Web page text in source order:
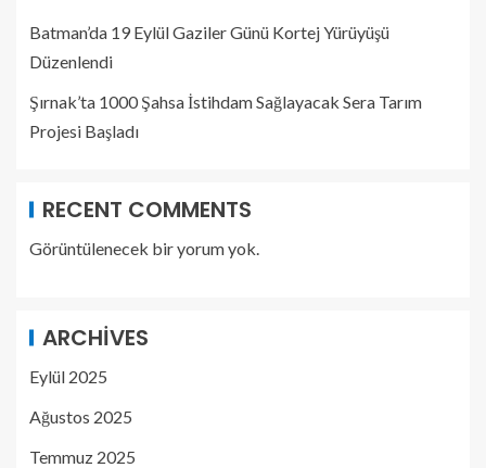
Batman’da 19 Eylül Gaziler Günü Kortej Yürüyüşü
Düzenlendi
Şırnak’ta 1000 Şahsa İstihdam Sağlayacak Sera Tarım
Projesi Başladı
RECENT COMMENTS
Görüntülenecek bir yorum yok.
ARCHIVES
Eylül 2025
Ağustos 2025
Temmuz 2025